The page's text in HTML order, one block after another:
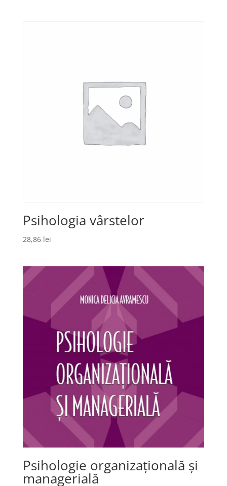
Psihologia vârstelor
28,86 lei
Psihologie organizațională și
managerială